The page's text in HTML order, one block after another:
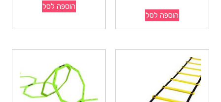
הוספה לסל
הוספה לסל